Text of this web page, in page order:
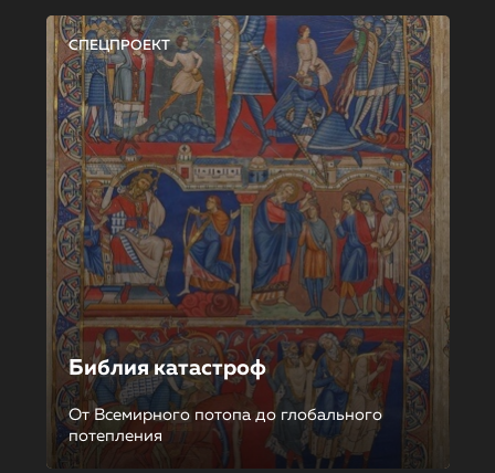
СПЕЦПРОЕКТ
Библия катастроф
От Всемирного потопа до глобального
потепления